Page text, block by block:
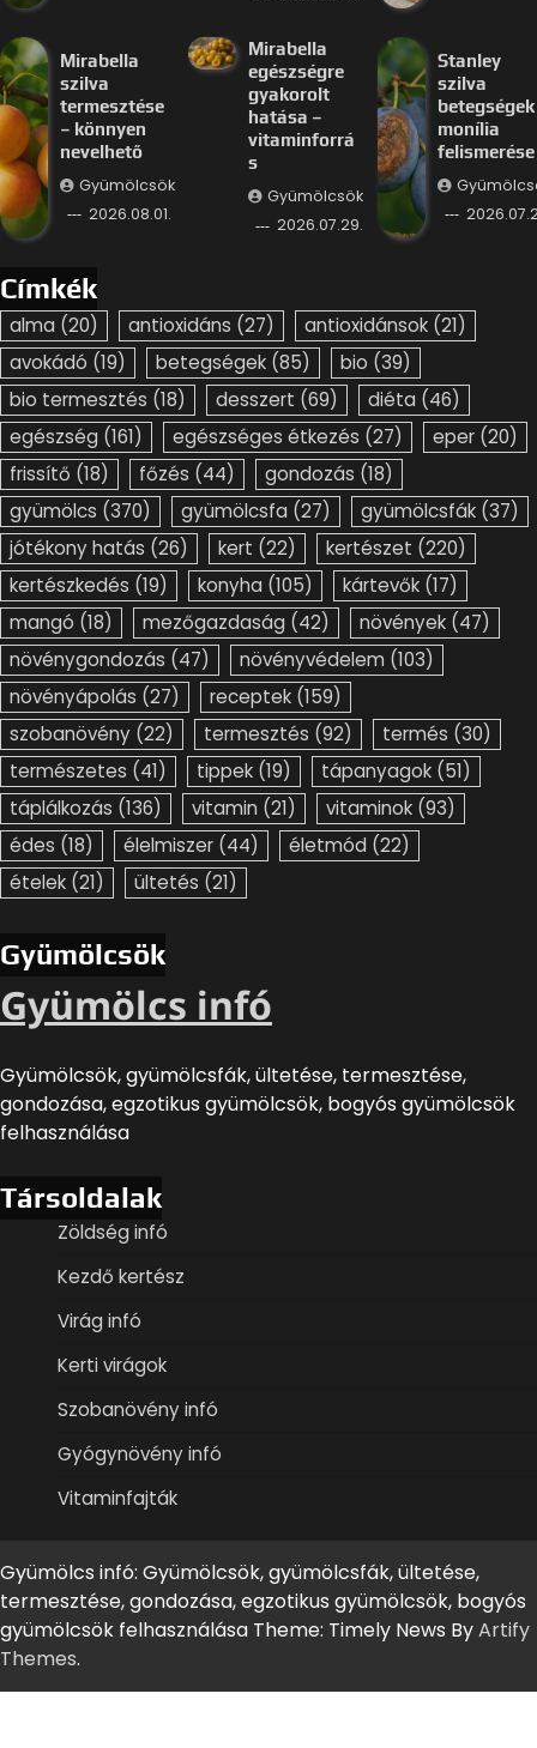
Mirabella
szilva
termesztése
– könnyen
nevelhető
Gyümölcsök
2026.08.01.
Mirabella
egészségre
gyakorolt
hatása –
vitaminforrá
s
Gyümölcsök
2026.07.29.
Stanley
szilva
betegségek
monília
felismerése
Címkék
alma (20) antioxidáns (27) antioxidánsok (21)
avokádó (19) betegségek (85) bio (39)
bio termesztés (18) desszert (69) diéta (46)
egészség (161) egészséges étkezés (27) eper (20)
frissítő (18) főzés (44) gondozás (18)
gyümölcs (370) gyümölcsfa (27) gyümölcsfák (37)
jótékony hatás (26) kert (22) kertészet (220)
kertészkedés (19) konyha (105) kártevők (17)
mangó (18) mezőgazdaság (42) növények (47)
növénygondozás (47) növényvédelem (103)
növényápolás (27) receptek (159)
szobanövény (22) termesztés (92) termés (30)
természetes (41) tippek (19) tápanyagok (51)
táplálkozás (136) vitamin (21) vitaminok (93)
édes (18) élelmiszer (44) életmód (22)
ételek (21) ültetés (21)
Gyümölcsök
Gyümölcs infó
Gyümölcsök, gyümölcsfák, ültetése, termesztése,
gondozása, egzotikus gyümölcsök, bogyós gyümölcsök
felhasználása
Társoldalak
Zöldség infó
Kezdő kertész
Virág infó
Kerti virágok
Szobanövény infó
Gyógynövény infó
Vitaminfajták
Gyümölcs infó: Gyümölcsök, gyümölcsfák, ültetése,
termesztése, gondozása, egzotikus gyümölcsök, bogyós
gyümölcsök felhasználása Theme: Timely News ByArtify
Themes.